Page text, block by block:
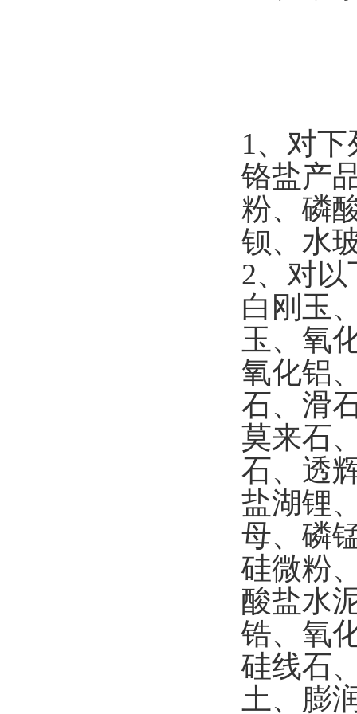
1、对
铬盐产
粉、磷
钡、水
2、对
白刚玉
玉、氧
氧化铝
石、滑
莫来石
石、 透
盐湖锂
母、磷
硅微粉
酸盐水
锆、氧
硅线石
土、膨